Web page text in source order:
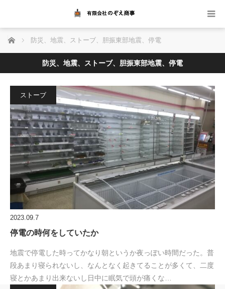
ホーム 防災、地震、ストーブ、胆振東部地震、停電
防災、地震、ストーブ、胆振東部地震、停電
ストーブ
2023.09.7
停電の時何をしていたか
地震で停電した時ってかなり朝というか夜っぽい時間だった。普
段あまり寝られないし、なんとなく起きてることが多くて、二度
寝とかあまり出来ないし日中に眠気で頭が痛くな…